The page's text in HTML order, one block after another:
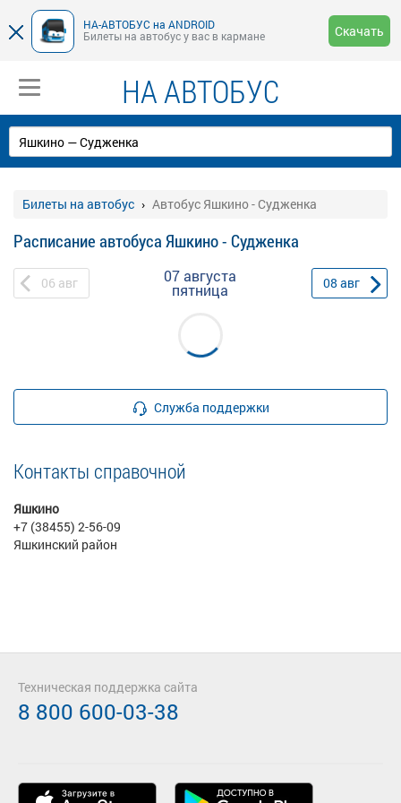
НА-АВТОБУС на ANDROID
Билеты на автобус у вас в кармане
Скачать
НА АВТОБУС
Билеты на автобус Автобус Яшкино - Судженка
Расписание автобуса Яшкино - Судженка
06 авг 07 августа
пятница 08 авг
Служба поддержки
Контакты справочной
Яшкино
+7 (38455) 2-56-09
Яшкинский район
Техническая поддержка сайта
8 800 600-03-38